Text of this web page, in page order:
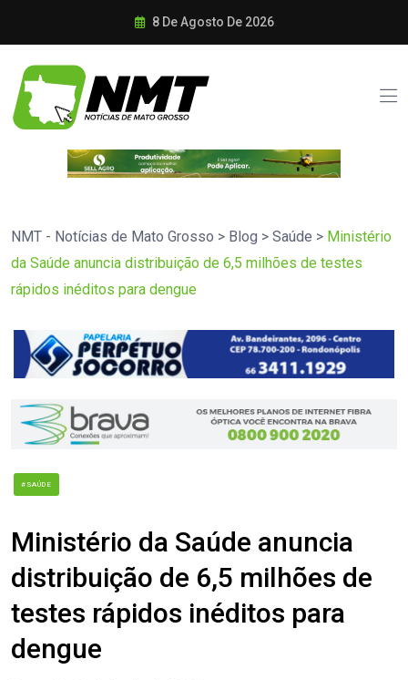
8 De Agosto De 2026
NMT - Notícias de Mato Grosso > Blog > Saúde > Ministério
da Saúde anuncia distribuição de 6,5 milhões de testes
rápidos inéditos para dengue
#SAÚDE
Ministério da Saúde anuncia
distribuição de 6,5 milhões de
testes rápidos inéditos para
dengue